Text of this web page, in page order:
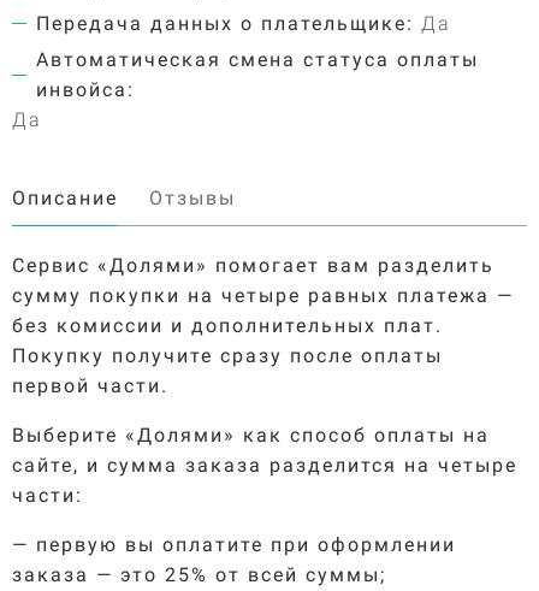
Передача данных о плательщике: Да
Автоматическая смена статуса оплаты
инвойса:
Да
Описание Отзывы
Сервис «Долями» помогает вам разделить
сумму покупки на четыре равных платежа —
без комиссии и дополнительных плат.
Покупку получите сразу после оплаты
первой части.
Выберите «Долями» как способ оплаты на
сайте, и сумма заказа разделится на четыре
части:
— первую вы оплатите при оформлении
заказа — это 25% от всей суммы;